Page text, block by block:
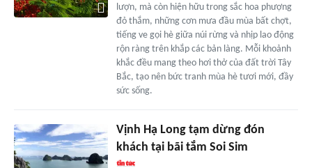
lượn, mà còn hiện hữu trong sắc hoa phượng
đỏ thắm, những cơn mưa đầu mùa bất chợt,
tiếng ve gọi hè giữa núi rừng và nhịp lao động
rộn ràng trên khắp các bản làng. Mỗi khoảnh
khắc đều mang theo hơi thở của đất trời Tây
Bắc, tạo nên bức tranh mùa hè tươi mới, đầy
sức sống.
Vịnh Hạ Long tạm dừng đón
khách tại bãi tắm Soi Sim